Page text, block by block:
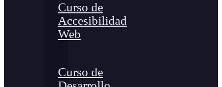
Curso de
Accesibilidad
Web
Curso de